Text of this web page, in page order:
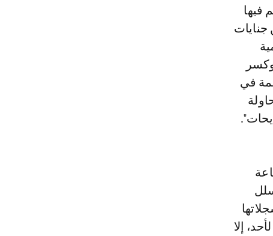
فيها
في
الجماعة
إلا